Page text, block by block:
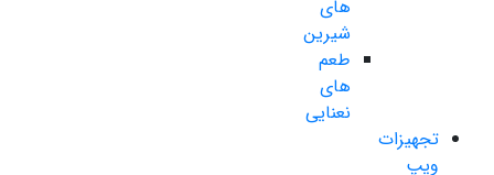
های
شیرین
طعم
های
نعنایی
تجهیزات
ویپ